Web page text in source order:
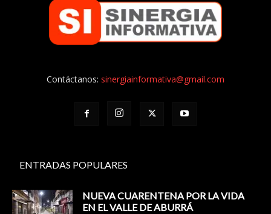
Contáctanos: sinergiainformativa@gmail.com
ENTRADAS POPULARES
NUEVA CUARENTENA POR LA VIDA
EN EL VALLE DE ABURRÁ